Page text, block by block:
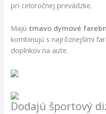
pri celoročnej prevádzke.
Majú tmavo dymové
kombinujú s najrôznejšími
doplnkov na aute.
Dodajú športový